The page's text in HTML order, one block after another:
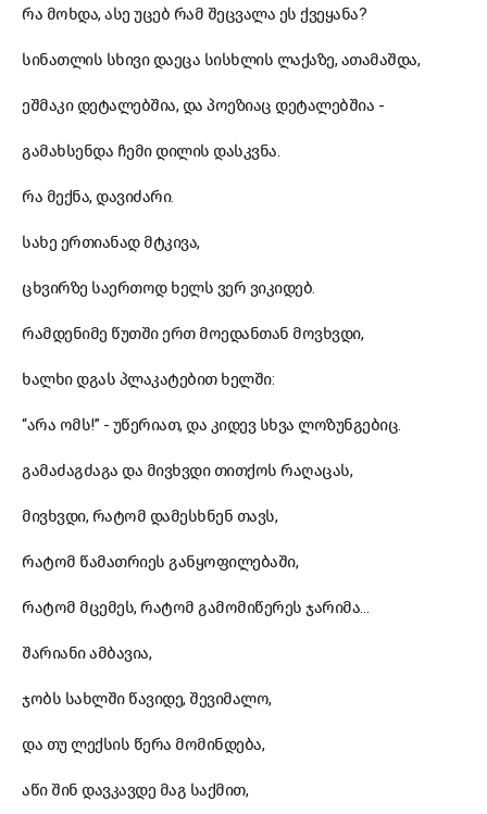
რა მოხდა, ასე უცებ რამ შეცვალა ეს ქვეყანა?
სინათლის სხივი დაეცა სისხლის ლაქაზე, ათამაშდა,
ეშმაკი დეტალებშია, და პოეზიაც დეტალებშია -
გამახსენდა ჩემი დილის დასკვნა.
რა მექნა, დავიძარი.
სახე ერთიანად მტკივა,
ცხვირზე საერთოდ ხელს ვერ ვიკიდებ.
რამდენიმე წუთში ერთ მოედანთან მოვხვდი,
ხალხი დგას პლაკატებით ხელში:
“არა ომს!” - უწერიათ, და კიდევ სხვა ლოზუნგებიც.
გამაძაგძაგა და მივხვდი თითქოს რაღაცას,
მივხვდი, რატომ დამესხნენ თავს,
რატომ წამათრიეს განყოფილებაში,
რატომ მცემეს, რატომ გამომიწერეს ჯარიმა…
შარიანი ამბავია,
ჯობს სახლში წავიდე, შევიმალო,
და თუ ლექსის წერა მომინდება,
აწი შინ დავკავდე მაგ საქმით,